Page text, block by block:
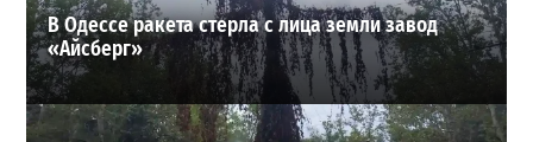
В Одессе ракета стерла с лица земли завод
«Айсберг»